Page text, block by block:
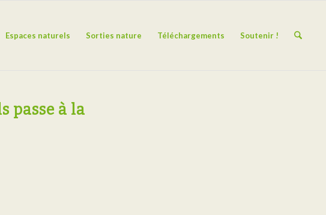
Espaces naturels Sorties nature Téléchargements Soutenir !
passe à la